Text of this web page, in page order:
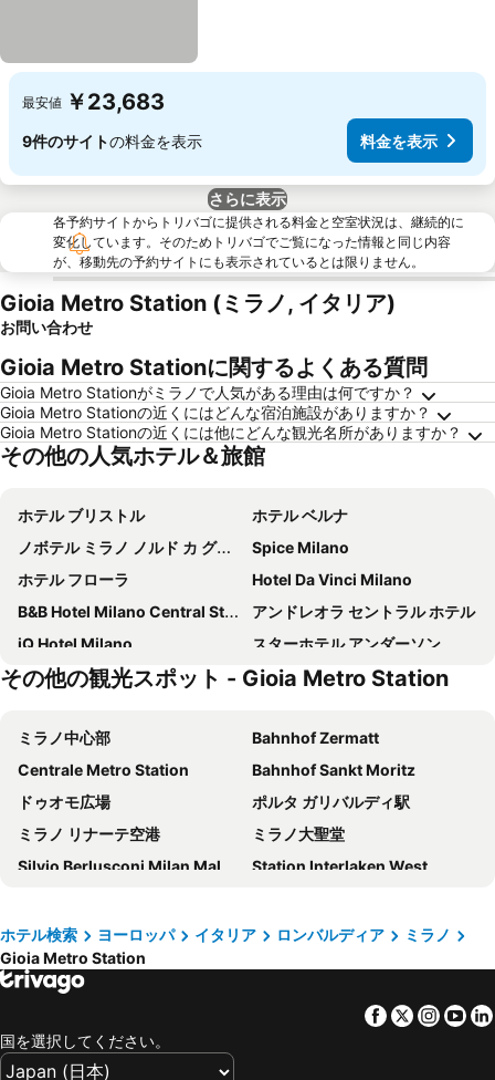
最安値 ￥23,683
9件のサイトの料金を表示 料金を表示
さらに表示
各予約サイトからトリバゴに提供される料金と空室状況は、継続的に
変化しています。そのためトリバゴでご覧になった情報と同じ内容
が、移動先の予約サイトにも表示されているとは限りません。
Gioia Metro Station (ミラノ, イタリア)
お問い合わせ
Gioia Metro Stationに関するよくある質問
Gioia Metro Stationがミラノで人気がある理由は何ですか？
Gioia Metro Stationの近くにはどんな宿泊施設がありますか？
Gioia Metro Stationの近くには他にどんな観光名所がありますか？
その他の人気ホテル＆旅館
ホテル ブリストル
ホテル ベルナ
ノボテル ミラノ ノルド カ グランダ
Spice Milano
ホテル フローラ
Hotel Da Vinci Milano
B&B Hotel Milano Central Station
アンドレオラ セントラル ホテル
iQ Hotel Milano
スターホテル アンダーソン
Hotel Metropoli
ibis Milano Centro
スターホテルズ E.c.ho.
B&B HOTEL Milano Ornato
Joy 124 Hotel Milano
Hd8 Hotel Milano
NYX Milan
Brunelleschi Hotel
43 Station Hotel
Just Hotel Milano
ホテル ベルニーナ
Holiday Inn Milan - Garibaldi Station by IHG
J24 Hotel Milano
ホテル ザ ベスト
ベスト ウェスタン ホテル マディソン
Hilton Milan
iH ホテルズ ミラノ ジョイア
アルマーニ ホテル ミラノ
その他の観光スポット - Gioia Metro Station
ミラノ中心部
Bahnhof Zermatt
Centrale Metro Station
Bahnhof Sankt Moritz
ドゥオモ広場
ポルタ ガリバルディ駅
ミラノ リナーテ空港
ミラノ大聖堂
Silvio Berlusconi Milan Malpensa Airport
Station Interlaken West
Milano Certosa
Zermatt Marathon
Verbier Festival
Stazione di Bergamo
アレーナ・ディ・ヴェローナ
Centro Direzionale di Milano
ホテル検索 ヨーロッパ イタリア ロンバルディア
ミラノ
Gioia Metro Station
Facebook
Twitter
国を選択してください。